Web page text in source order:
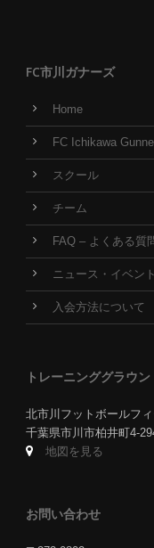
FC市川ガナーズ
Home
FC Ichikawa
スクール
チーム
FAQ – よくある質
ニュース・イベン
入会方法について
トレーニンググラウン
北市川フットボールフ
千葉県市川市柏井町4-
地図を見る
お問い合わせ